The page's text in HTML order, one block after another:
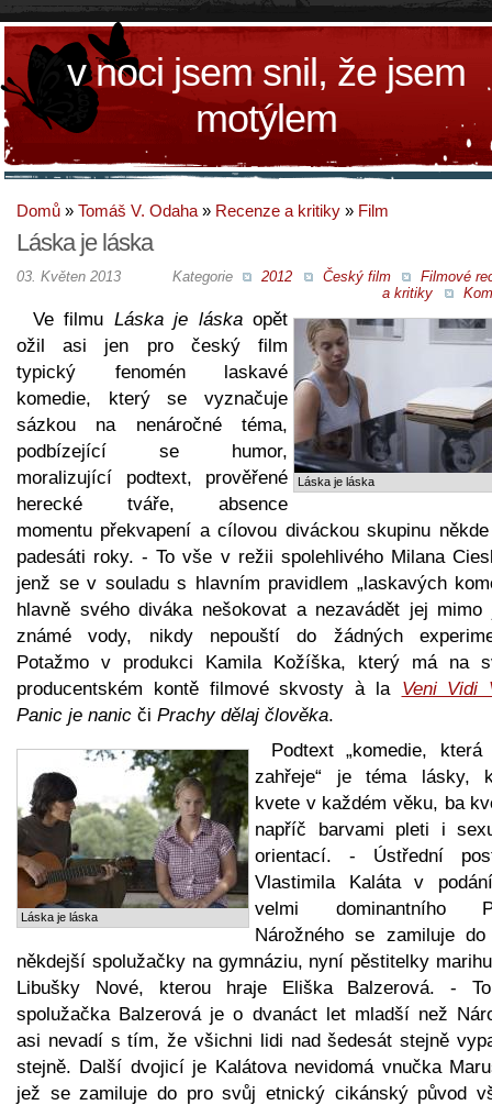
v noci jsem snil, že jsem
motýlem
Domů » Tomáš V. Odaha » Recenze a kritiky » Film
Láska je láska
Kategorie 2012 Český film
Filmové
a kritiky
03. Květen 2013
Láska je láska
Ve filmu Láska je láskaopět
ožil asi jen pro český film
typický fenomén laskavé
komedie, který se vyznačuje
sázkou na nenáročné téma,
podbízející se humor,
moralizující podtext, prověřené
herecké tváře, absence
momentu překvapení a cílovou diváckou skupinu
padesáti roky. - To vše v režii spolehlivého Milana
jenž se v souladu s hlavním pravidlem „laskavých
hlavně svého diváka nešokovat a nezavádět jej mimo
známé vody, nikdy nepouští do žádných
Potažmo v produkci Kamila Kožíška, který má na
producentském kontě filmové skvosty à la
Veni Vidi
Panic je nanic či Prachy dělaj člověka.
Láska je láska
Podtext „komedie, která
zahřeje“ je téma lásky,
kvete v každém věku, ba
napříč barvami pleti i
orientací. - Ústřední
Vlastimila Kaláta v
velmi dominantního
Nárožného se zamiluje
někdejší spolužačky na gymnáziu, nyní pěstitelky
Libušky Nové, kterou hraje Eliška Balzerová. -
spolužačka Balzerová je o dvanáct let mladší než
asi nevadí s tím, že všichni lidi nad šedesát stejně
stejně. Další dvojicí je Kalátova nevidomá vnučka
jež se zamiluje do pro svůj etnický cikánský původ